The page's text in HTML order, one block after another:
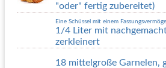
"oder" fertig zubereitet)
Eine Schüssel mit einem
1/4 Liter mit
zerkleinert
18 mittelgroße Garnelen,